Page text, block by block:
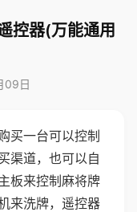
控器(万能通用
09日
买一台可以控制
渠道，也可以自
板来控制麻将牌
来洗牌，遥控器